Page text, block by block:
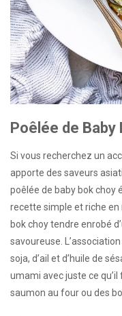
Poêlée de Baby
Si vous recherchez un
apporte des saveurs
poêlée de baby bok choy
recette simple et riche
bok choy tendre enrobé
savoureuse.
soja, d’ail et d’huile de
umami avec juste ce
saumon au four ou des